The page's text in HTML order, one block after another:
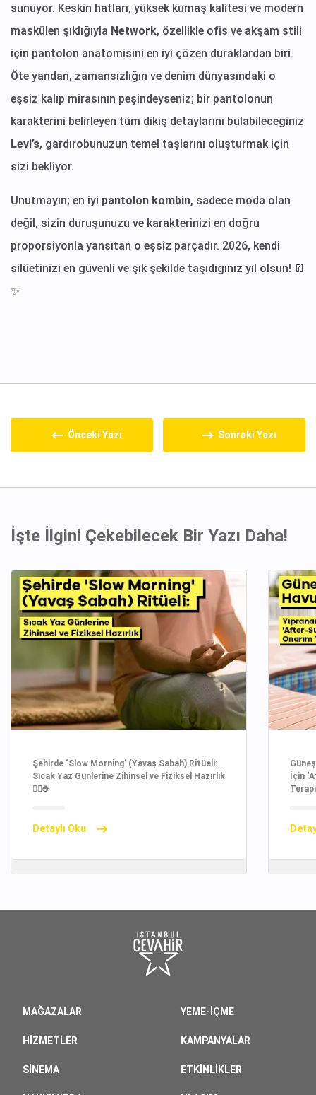
sunuyor. Keskin hatları, yüksek kumaş kalitesi ve modern
maskülen şıklığıyla Network, özellikle ofis ve akşam stili
için pantolon anatomisini en iyi çözen duraklardan biri.
Öte yandan, zamansızlığın ve denim dünyasındaki o
eşsiz kalıp mirasının peşindeyseniz; bir pantolonun
karakterini belirleyen tüm dikiş detaylarını bulabileceğiniz
Levi’s, gardırobunuzun temel taşlarını oluşturmak için
sizi bekliyor.
Unutmayın; en iyi pantolon kombin, sadece moda olan
değil, sizin duruşunuzu ve karakterinizi en doğru
proporsiyonla yansıtan o eşsiz parçadır. 2026, kendi
silüetinizi en güvenli ve şık şekilde taşıdığınız yıl olsun! 👖
✨
Önceki Yazı Sonraki Yazı
İşte İlgini Çekebilecek Bir Yazı Daha!
Şehirde ‘Slow Morning’ (Yavaş Sabah) Ritüeli:
Sıcak Yaz Günlerine Zihinsel ve Fiziksel Hazırlık
🧘‍♀️☕
Detaylı Oku
İçin
MAĞAZALAR YEME-İÇME
HIZMETLER KAMPANYALAR
SINEMA ETKINLIKLER